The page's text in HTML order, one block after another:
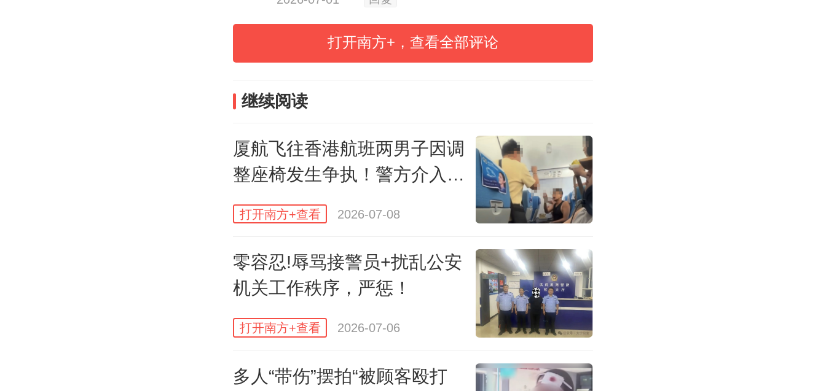
打开南方+，查看全部评论
继续阅读
厦航飞往香港航班两男子因调
整座椅发生争执！警方介入后
和解
打开南方+查看 2026-07-08
零容忍!辱骂接警员+扰乱公安
机关工作秩序，严惩！
打开南方+查看 2026-07-06
多人“带伤”摆拍“被顾客殴打